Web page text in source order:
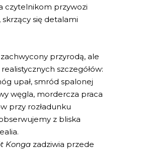
czytelnikom przywozi
się detalami
przyrodą, ale
szczegółów:
upał, smród spalonej
węgla, mordercza praca
przy rozładunku
z bliska
Konga zadziwia przede